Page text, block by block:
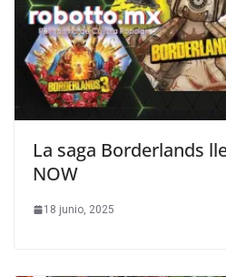
La saga Borderlands
NOW
18 junio, 2025